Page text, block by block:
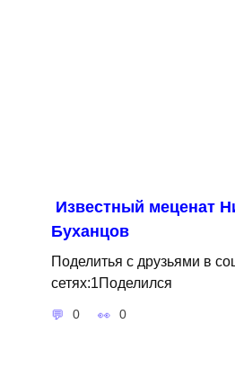
Известный меценат
Буханцов
Поделитья с друзьями в
сетях:1Поделился
0 0